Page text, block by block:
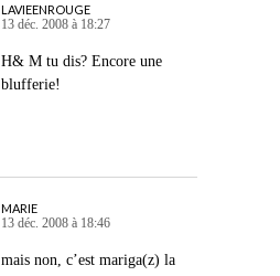
LAVIEENROUGE
13 déc. 2008 à 18:27
H& M tu dis? Encore une
blufferie!
MARIE
13 déc. 2008 à 18:46
mais non, c’est mariga(z) la